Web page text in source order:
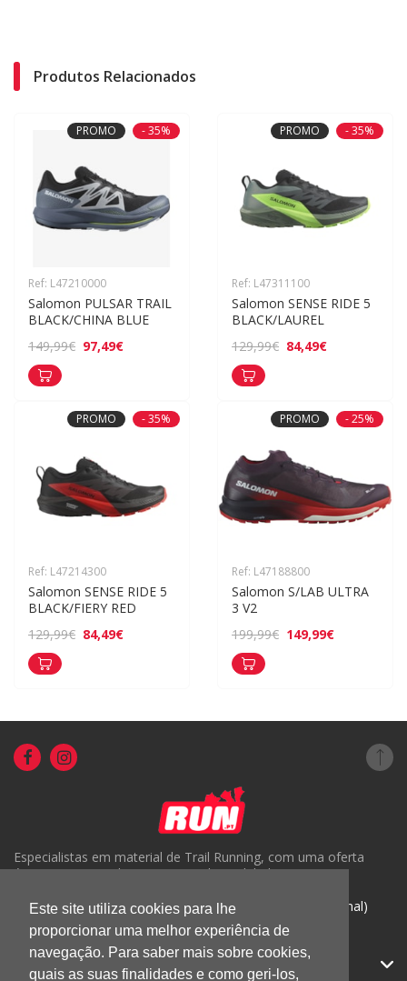
Este site utiliza cookies para lhe
proporcionar uma melhor experiência de
navegação. Para saber mais sobre cookies,
quais as suas finalidades e como geri-los,
Produtos Relacionados
PROMO - 35%
Ref: L47210000
Salomon PULSAR TRAIL
BLACK/CHINA BLUE
149,99€ 97,49€
PROMO - 35%
Ref: L47311100
Salomon SENSE RIDE 5
BLACK/LAUREL
129,99€ 84,49€
PROMO - 35%
Ref: L47214300
Salomon SENSE RIDE 5
BLACK/FIERY RED
129,99€ 84,49€
PROMO - 25%
Ref: L47188800
Salomon S/LAB ULTRA
3 V2
199,99€ 149,99€
Especialistas em material de Trail Running, com uma oferta
única em Portugal e um serviço de qualidade.
( +351) 918816191 (Chamada para rede móvel nacional)
geral@run.pt